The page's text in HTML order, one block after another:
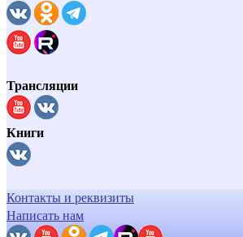
Трансляции
Книги
Контакты и реквизиты
Написать нам